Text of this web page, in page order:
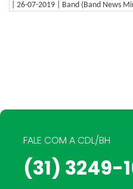
| 26-07-2019 | Band (Band News
FALE COM A CDL/BH
(31) 3249-